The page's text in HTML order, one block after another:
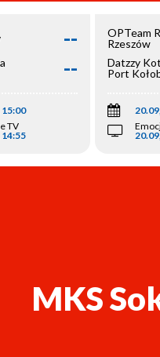
--
--
15:00
TV
14:55
OPTeam
Rzeszów
Datzzy
Port
MKS